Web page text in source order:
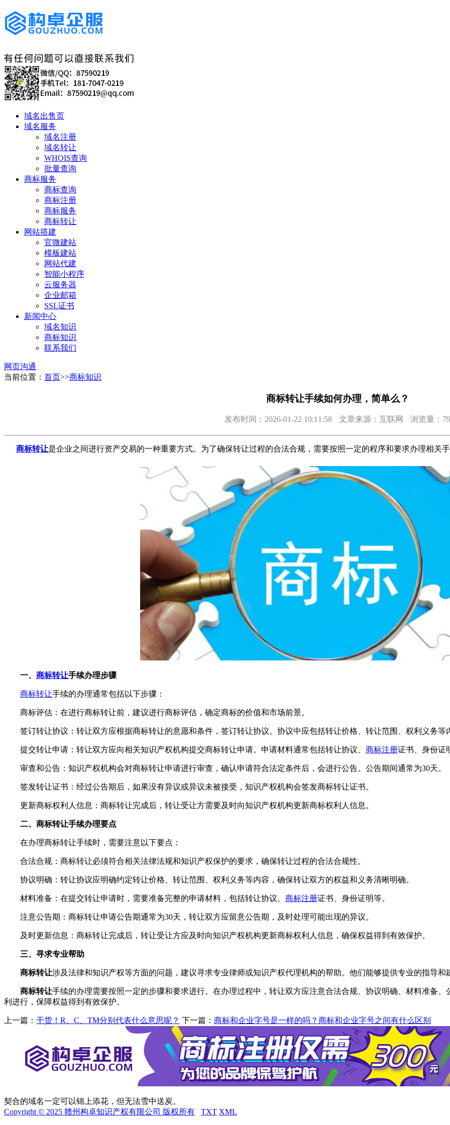
域名出售页
域名服务
域名注册
域名转让
WHOIS查询
批量查询
商标服务
商标查询
商标注册
商标服务
商标转让
网站搭建
官微建站
模板建站
网站代建
智能小程序
云服务器
企业邮箱
SSL证书
新闻中心
域名知识
商标知识
联系我们
网页沟通
当前位置： 首页>>商标知识
商标转让手续如何办理，简单么？
发布时间：2026-01-22 10:11:58 文章来源：互联网 浏览量：79
商标转让是企业之间进行资产交易的一种重要方式。为了确保转让过程的合法合规，需要按照一定的程序和要求办理相关
一、 商标转让手续办理步骤
商标转让手续的办理通常包括以下步骤：
商标评估：在进行商标转让前，建议进行商标评估，确定商标的价值和市场前景。
签订转让协议：转让双方应根据商标转让的意愿和条件，签订转让协议。协议中应包括转让价格、转让范围、权利义务等
提交转让申请：转让双方应向相关知识产权机构提交商标转让申请。申请材料通常包括转让协议、 商标注册证书、身份证
审查和公告：知识产权机构会对商标转让申请进行审查，确认申请符合法定条件后，会进行公告。公告期间通常为30天。
签发转让证书：经过公告期后，如果没有异议或异议未被接受，知识产权机构会签发商标转让证书。
更新商标权利人信息：商标转让完成后，转让受让方需要及时向知识产权机构更新商标权利人信息。
二、商标转让手续办理要点
在办理商标转让手续时，需要注意以下要点：
合法合规：商标转让必须符合相关法律法规和知识产权保护的要求，确保转让过程的合法合规性。
协议明确：转让协议应明确约定转让价格、转让范围、权利义务等内容，确保转让双方的权益和义务清晰明确。
材料准备：在提交转让申请时，需要准备完整的申请材料，包括转让协议、 商标注册证书、身份证明等。
注意公告期：商标转让申请公告期通常为30天，转让双方应留意公告期，及时处理可能出现的异议。
及时更新信息：商标转让完成后，转让受让方应及时向知识产权机构更新商标权利人信息，确保权益得到有效保护。
三、寻求专业帮助
商标转让涉及法律和知识产权等方面的问题，建议寻求专业律师或知识产权代理机构的帮助。他们能够提供专业的指导
商标转让手续的办理需要按照一定的步骤和要求进行。在办理过程中，转让双方应注意合法合规、协议明确、材料准备
利进行，保障权益得到有效保护。
上一篇： 干货！R、C、TM分别代表什么意思呢？ 下一篇： 商标和企业字号是一样的吗？商标和企业字号之间有什么区别
契合的域名一定可以锦上添花，但无法雪中送炭。
Copyright © 2025 赣州构卓知识产权有限公司 版权所有
TXT XML